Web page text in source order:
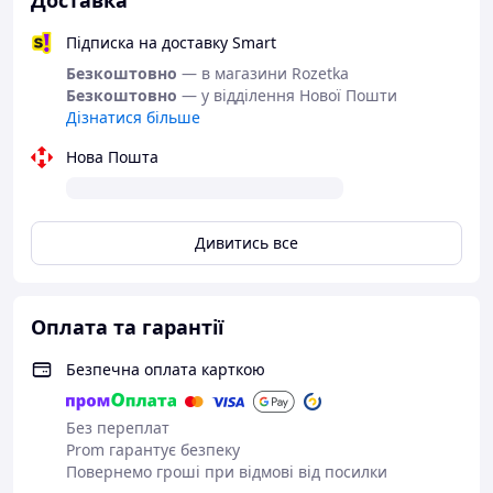
60
62 см
НАШИ ПРЕИМУЩЕСТВА:
товари, що дозволяє встановлювати доступні ціни.
Бажаєте обговорити вартість? Зверніться до
наших операторів – ми відкриті для діалогу.
Кожен товар проходить огляд, щоб ви отримали
Упаковка із турботою.Ми знаємо, що буває
з посилками на пошті, тому особисто перевіряємо
та надійно упаковуємо кожне замовлення.
Реальні фотографії. Зображення на сайті
Підписка на доставку Smart
Безкоштовно — в магазини Rozetka
Безкоштовно — у відділення Нової Пошти
Дізнатися більше
Нова Пошта
Дивитись все
Оплата та гарантії
Безпечна оплата карткою
Без переплат
Prom гарантує безпеку
Повернемо гроші при відмові від посилки